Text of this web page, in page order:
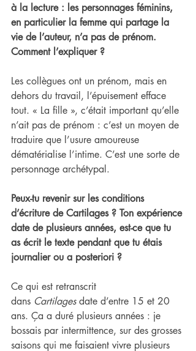
à la lecture : les personnages féminins,
en particulier la femme qui partage la
vie de l’auteur, n’a pas de prénom.
Comment l’expliquer ?
Les collègues ont un prénom, mais en
dehors du travail, l’épuisement efface
tout. « La fille », c’était important qu’elle
n’ait pas de prénom : c’est un moyen de
traduire que l’usure amoureuse
dématérialise l’intime. C’est une sorte de
personnage archétypal.
Peux-tu revenir sur les conditions
d’écriture de Cartilages ? Ton expérience
date de plusieurs années, est-ce que tu
as écrit le texte pendant que tu étais
journalier ou a posteriori ?
Ce qui est retranscrit
dans Cartilages date d’entre 15 et 20
ans. Ça a duré plusieurs années : je
bossais par intermittence, sur des grosses
saisons qui me faisaient vivre plusieurs